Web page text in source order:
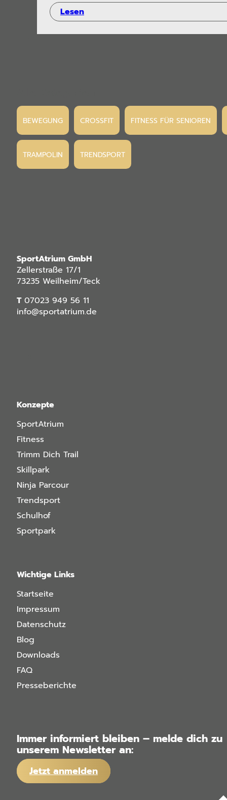
Lesen
BEWEGUNG CROSSFIT FITNESS FÜR SENIOREN
TRAMPOLIN TRENDSPORT
SportAtrium GmbH
Zellerstraße 17/1
73235 Weilheim/Teck
T07023 949 56 11
info@sportatrium.de
Konzepte
SportAtrium
Fitness
Trimm Dich Trail
Skillpark
Ninja Parcour
Trendsport
Schulhof
Sportpark
Wichtige Links
Startseite
Impressum
Datenschutz
Blog
Downloads
FAQ
Presseberichte
Immer informiert bleiben – melde dich zu
unserem Newsletter an:
Jetzt anmelden